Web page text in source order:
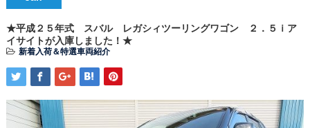
★平成２５年式 スバル レガシィツーリングワゴン ２．５ｉア
イサイトが入庫しました！★
新着入荷＆特選車両紹介